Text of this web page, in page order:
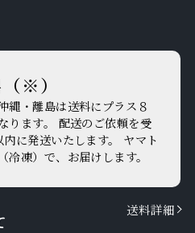
※）
・離島は送料にプラス８
ります。 配送のご依頼を受
に発送いたします。 ヤマト
冷凍）で、お届けします。
送料詳細